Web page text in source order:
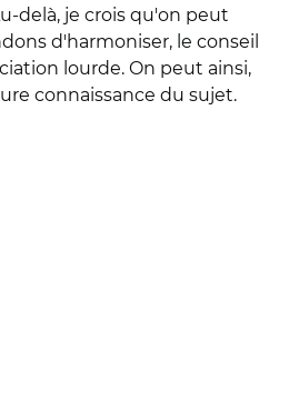
delà, je crois qu'on peut
d'harmoniser, le conseil
lourde. On peut ainsi,
connaissance du sujet.